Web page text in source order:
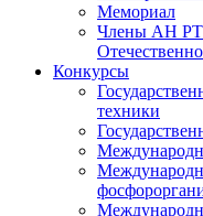
Мемориал
Члены АН РТ
Конкурсы
техники